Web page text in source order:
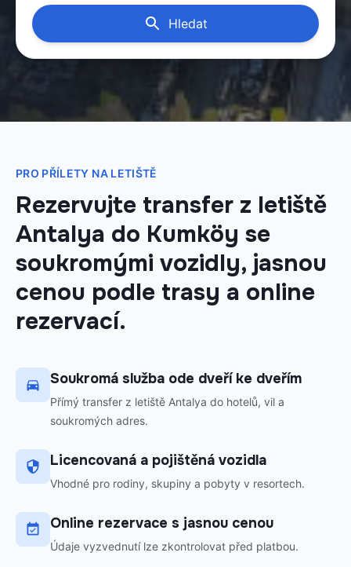
Hledat
PRO PŘÍLETY NA LETIŠTĚ
Rezervujte transfer z letiště
Antalya do Kumköy se
soukromými vozidly, jasnou
cenou podle trasy a online
rezervací.
Soukromá služba ode dveří ke dveřím
Přímý transfer z letiště Antalya do hotelů, vil a
soukromých adres.
Licencovaná a pojištěná vozidla
Vhodné pro rodiny, skupiny a pobyty v resortech.
Online rezervace s jasnou cenou
Údaje vyzvednutí lze zkontrolovat před platbou.